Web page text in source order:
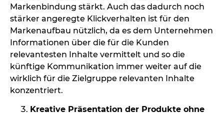
Markenbindung stärkt. Auch das dadurch noch
stärker angeregte Klickverhalten ist für den
Markenaufbau nützlich, da es dem Unternehmen
Informationen über die für die Kunden
relevantesten Inhalte vermittelt und so die
künftige Kommunikation immer weiter auf die
wirklich für die Zielgruppe relevanten Inhalte
konzentriert.
Kreative Präsentation der Produkte ohne